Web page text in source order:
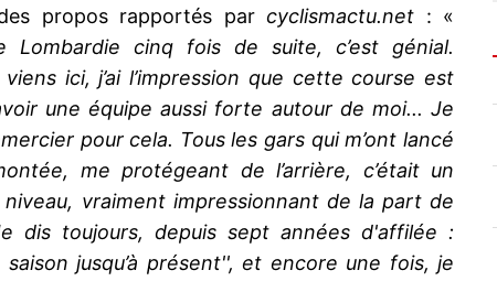
propos rapportés par cyclismactu.net : «
Lombardie cinq fois de suite, c’est génial.
ici, j’ai l’impression que cette course est
une équipe aussi forte autour de moi... Je
pour cela. Tous les gars qui m’ont lancé
me protégeant de l’arrière, c’était un
vraiment impressionnant de la part de
dis toujours, depuis sept années d'affilée :
saison jusqu’à présent'', et encore une fois, je